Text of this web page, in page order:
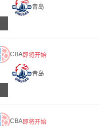
青岛
CBA即将开始
青岛
CBA即将开始